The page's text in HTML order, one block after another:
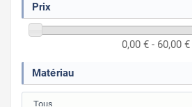
Prix
0,00 € - 60,00 €
Matériau